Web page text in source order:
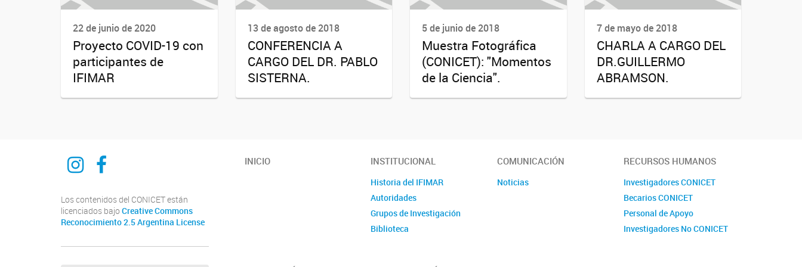
22 de junio de 2020
Proyecto COVID-19 con
participantes de
IFIMAR
13 de agosto de 2018
CONFERENCIA A
CARGO DEL DR. PABLO
SISTERNA.
5 de junio de 2018
Muestra Fotográfica
(CONICET): "Momentos
de la Ciencia".
7 de mayo de 2018
CHARLA A CARGO DEL
DR.GUILLERMO
ABRAMSON.
INSTAGRAM
FACEBOOK
Los contenidos del CONICET están
licenciados bajo Creative Commons
Reconocimiento 2.5 Argentina License
INICIO INSTITUCIONAL
Historia del IFIMAR
Autoridades
Grupos de Investigación
Biblioteca
COMUNICACIÓN
Noticias
RECURSOS HUMANOS
Investigadores CONICET
Becarios CONICET
Personal de Apoyo
Investigadores No CONICET